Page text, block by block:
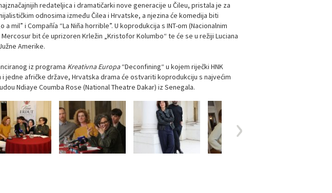
redateljica i dramatičarki nove generacije u Čileu, pristala je za
odnosima između Čilea i Hrvatske, a njezina će komedija biti
mil” i Compañía “La Niña horrible”. U koprodukcija s INT-om (Nacionalnim
bit će uprizoren Krležin „Kristofor Kolumbo“ te će se u režiji Luciana
Amerike.
iz programa Kreativna Europa“Deconfining“ u kojem riječki HNK
jedne afričke države, Hrvatska drama će ostvariti koprodukciju s najvećim
Ndiaye Coumba Rose (National Theatre Dakar) iz Senegala.